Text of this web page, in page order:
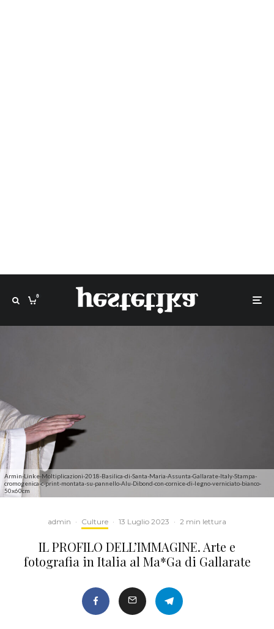
0
Armin-Linke-Moltiplicazioni-2018-Basilica-di-Santa-Maria-Assunta-Gallarate-Italy-Stampa-
cromogenica-c-print-montata-su-pannello-Alu-Dibond-con-cornice-di-legno-verniciato-bianco-
50x60cm
admin · Culture · 13 Luglio 2023 · 2 min lettura
IL PROFILO DELL’IMMAGINE. Arte e
fotografia in Italia al Ma*Ga di Gallarate